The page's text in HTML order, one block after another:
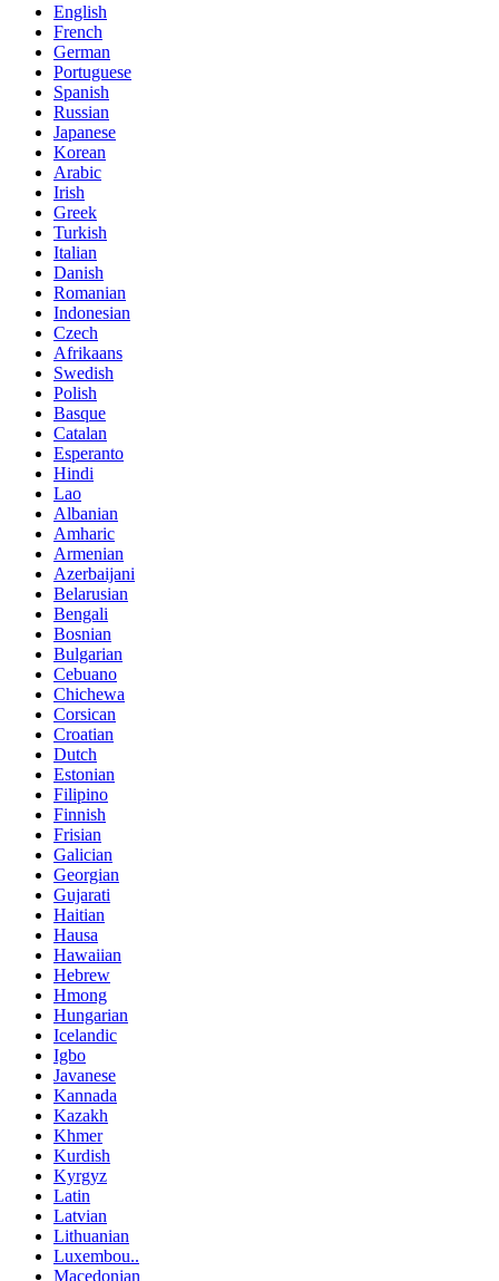
English
French
German
Portuguese
Spanish
Russian
Japanese
Korean
Arabic
Irish
Greek
Turkish
Italian
Danish
Romanian
Indonesian
Czech
Afrikaans
Swedish
Polish
Basque
Catalan
Esperanto
Hindi
Lao
Albanian
Amharic
Armenian
Azerbaijani
Belarusian
Bengali
Bosnian
Bulgarian
Cebuano
Chichewa
Corsican
Croatian
Dutch
Estonian
Filipino
Finnish
Frisian
Galician
Georgian
Gujarati
Haitian
Hausa
Hawaiian
Hebrew
Hmong
Hungarian
Icelandic
Igbo
Javanese
Kannada
Kazakh
Khmer
Kurdish
Kyrgyz
Latin
Latvian
Lithuanian
Luxembou..
Macedonian